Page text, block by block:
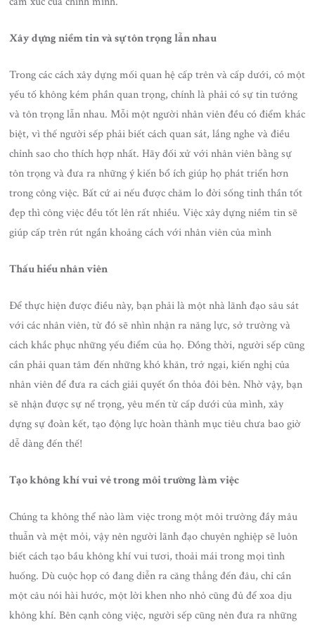
Xây dựng niềm tin và sự tôn trọng lẫn nhau
Trong các cách xây dựng mối quan hệ cấp trên và cấp dưới, có một
yếu tố không kém phần quan trọng, chính là phải có sự tin tưởng
và tôn trọng lẫn nhau. Mỗi một người nhân viên đều có điểm khác
biệt, vì thế người sếp phải biết cách quan sát, lắng nghe và điều
chỉnh sao cho thích hợp nhất. Hãy đối xử với nhân viên bằng sự
tôn trọng và đưa ra những ý kiến bổ ích giúp họ phát triển hơn
trong công việc. Bất cứ ai nếu được chăm lo đời sống tinh thần tốt
đẹp thì công việc đều tốt lên rất nhiều. Việc xây dựng niềm tin sẽ
giúp cấp trên rút ngắn khoảng cách với nhân viên của mình
Thấu hiểu nhân viên
Để thực hiện được điều này, bạn phải là một nhà lãnh đạo sâu sát
với các nhân viên, từ đó sẽ nhìn nhận ra năng lực, sở trường và
cách khắc phục những yếu điểm của họ. Đồng thời, người sếp cũng
cần phải quan tâm đến những khó khăn, trở ngại, kiến nghị của
nhân viên để đưa ra cách giải quyết ổn thỏa đôi bên. Nhờ vậy, bạn
sẽ nhận được sự nể trọng, yêu mến từ cấp dưới của mình, xây
dựng sự đoàn kết, tạo động lực hoàn thành mục tiêu chưa bao giờ
dễ dàng đến thế!
Tạo không khí vui vẻ trong môi trường làm việc
Chúng ta không thể nào làm việc trong một môi trường đầy mâu
thuẫn và mệt mỏi, vậy nên người lãnh đạo chuyên nghiệp sẽ luôn
biết cách tạo bầu không khí vui tươi, thoải mái trong mọi tình
huống. Dù cuộc họp có đang diễn ra căng thẳng đến đâu, chỉ cần
một câu nói hài hước, một lời khen nho nhỏ cũng đủ để xoa dịu
không khí. Bên cạnh công việc, người sếp cũng nên đưa ra những